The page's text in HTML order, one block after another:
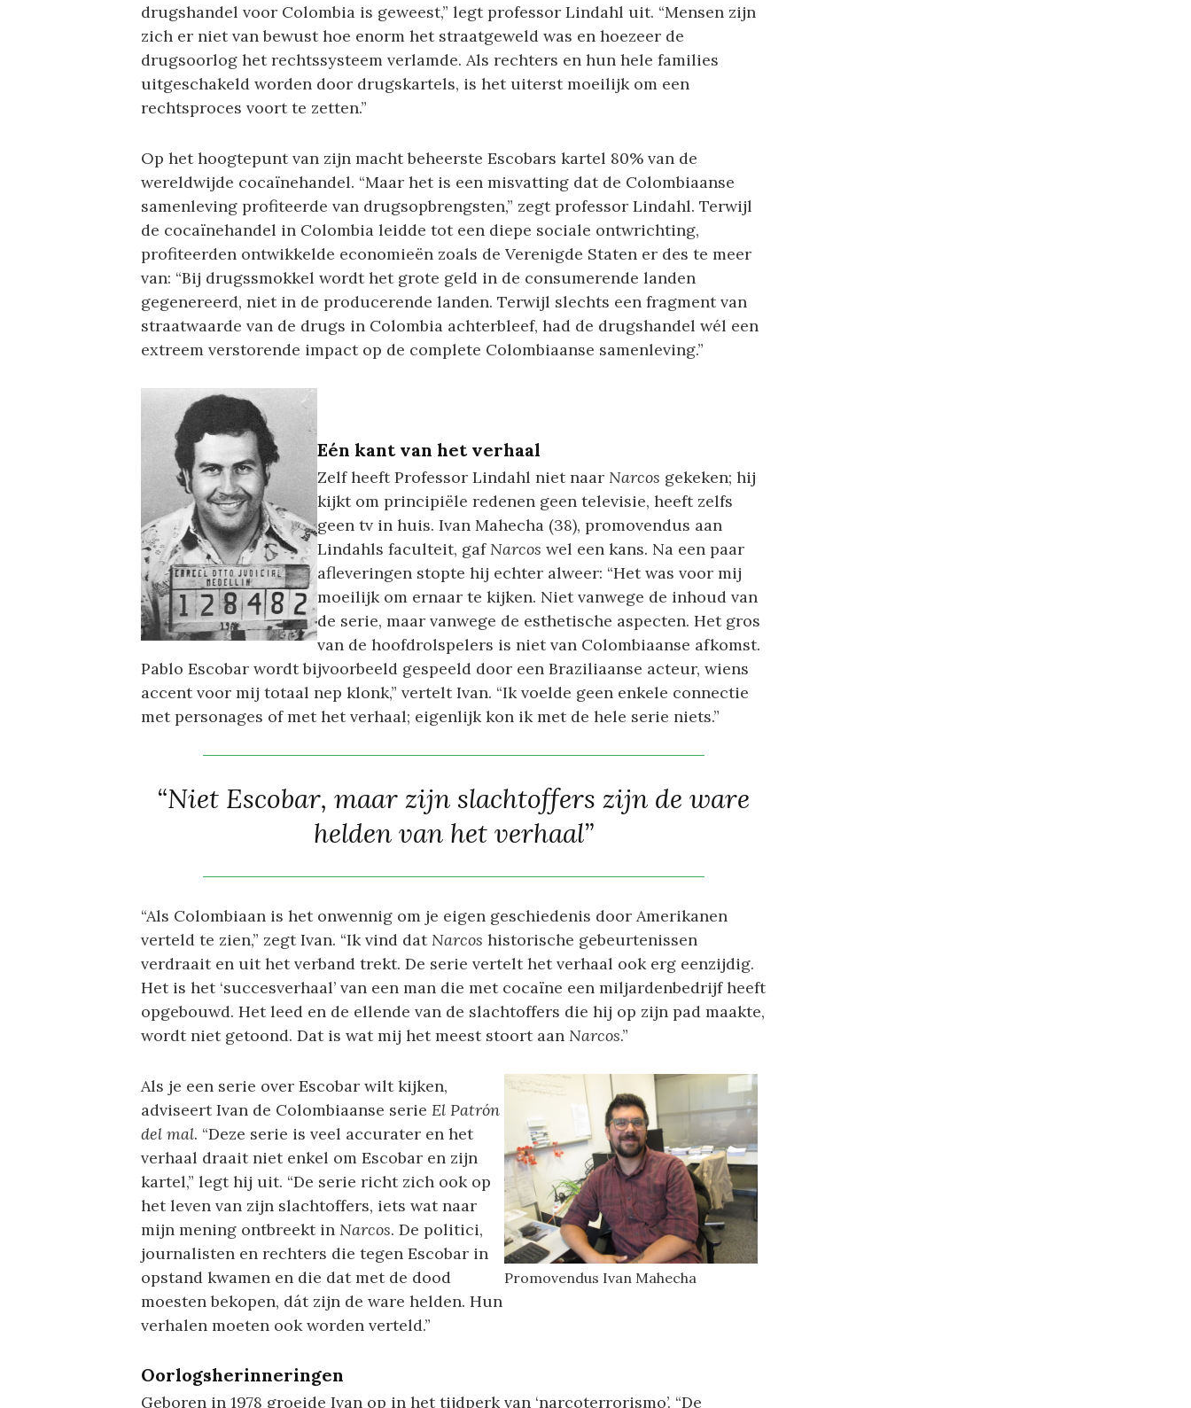
drugshandel voor Colombia is geweest,” legt professor Lindahl uit. “Mensen zijn
zich er niet van bewust hoe enorm het straatgeweld was en hoezeer de
drugsoorlog het rechtssysteem verlamde. Als rechters en hun hele families
uitgeschakeld worden door drugskartels, is het uiterst moeilijk om een
rechtsproces voort te zetten.”
Op het hoogtepunt van zijn macht beheerste Escobars kartel 80% van de
wereldwijde cocaïnehandel. “Maar het is een misvatting dat de Colombiaanse
samenleving profiteerde van drugsopbrengsten,” zegt professor Lindahl. Terwijl
de cocaïnehandel in Colombia leidde tot een diepe sociale ontwrichting,
profiteerden ontwikkelde economieën zoals de Verenigde Staten er des te meer
van: “Bij drugssmokkel wordt het grote geld in de consumerende landen
gegenereerd, niet in de producerende landen. Terwijl slechts een fragment van
straatwaarde van de drugs in Colombia achterbleef, had de drugshandel wél een
extreem verstorende impact op de complete Colombiaanse samenleving.”
Eén kant van het verhaal
Zelf heeft Professor Lindahl niet naar Narcos gekeken; hij
kijkt om principiële redenen geen televisie, heeft zelfs
geen tv in huis. Ivan Mahecha (38), promovendus aan
Lindahls faculteit, gaf Narcos wel een kans. Na een paar
afleveringen stopte hij echter alweer: “Het was voor mij
moeilijk om ernaar te kijken. Niet vanwege de inhoud van
de serie, maar vanwege de esthetische aspecten. Het gros
van de hoofdrolspelers is niet van Colombiaanse afkomst.
Pablo Escobar wordt bijvoorbeeld gespeeld door een Braziliaanse acteur, wiens
accent voor mij totaal nep klonk,” vertelt Ivan. “Ik voelde geen enkele connectie
met personages of met het verhaal; eigenlijk kon ik met de hele serie niets.”
“Niet Escobar, maar zijn slachtoffers zijn de ware
helden van het verhaal”
“Als Colombiaan is het onwennig om je eigen geschiedenis door Amerikanen
verteld te zien,” zegt Ivan. “Ik vind datNarcos historische gebeurtenissen
verdraait en uit het verband trekt. De serie vertelt het verhaal ook erg eenzijdig.
Het is het ‘succesverhaal’ van een man die met cocaïne een miljardenbedrijf heeft
opgebouwd. Het leed en de ellende van de slachtoffers die hij op zijn pad maakte,
wordt niet getoond. Dat is wat mij het meest stoort aan Narcos.”
Promovendus Ivan Mahecha
Als je een serie over Escobar wilt kijken,
adviseert Ivan de Colombiaanse serie El Patrón
del mal. “Deze serie is veel accurater en het
verhaal draait niet enkel om Escobar en zijn
kartel,” legt hij uit. “De serie richt zich ook op
het leven van zijn slachtoffers, iets wat naar
mijn mening ontbreekt in Narcos. De politici,
journalisten en rechters die tegen Escobar in
opstand kwamen en die dat met de dood
moesten bekopen, dát zijn de ware helden. Hun
verhalen moeten ook worden verteld.”
Oorlogsherinneringen
Geboren in 1978 groeide Ivan op in het tijdperk van ‘narcoterrorismo’. “De